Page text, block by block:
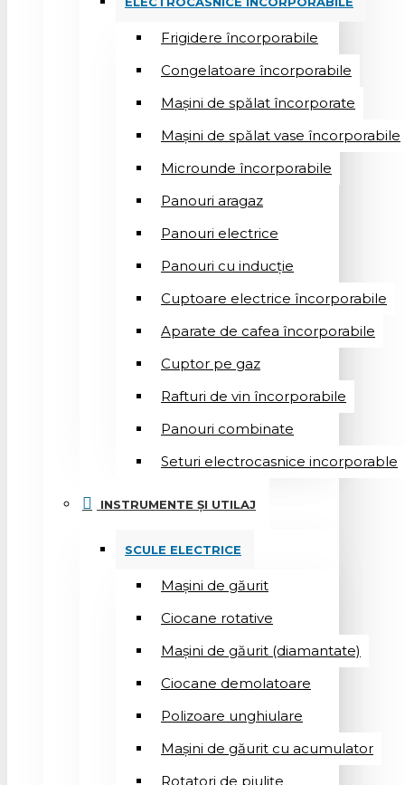
Frigidere încorporabile
Congelatoare încorporabile
Mașini de spălat încorporate
Mașini de spălat vase încorporabile
Microunde încorporabile
Panouri aragaz
Panouri electrice
Panouri cu inducție
Cuptoare electrice încorporabile
Aparate de cafea încorporabile
Cuptor pe gaz
Rafturi de vin încorporabile
Panouri combinate
Seturi electrocasnice incorporable
INSTRUMENTE ȘI UTILAJ
SCULE ELECTRICE
Mașini de găurit
Ciocane rotative
Mașini de găurit (diamantate)
Ciocane demolatoare
Polizoare unghiulare
Mașini de găurit cu acumulator
Rotatori de piuliţe